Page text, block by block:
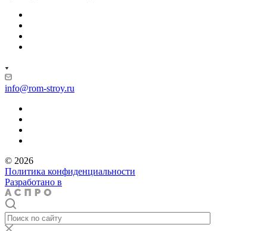
info@rom-stroy.ru
© 2026
Политика конфиденциальности
Разработано в